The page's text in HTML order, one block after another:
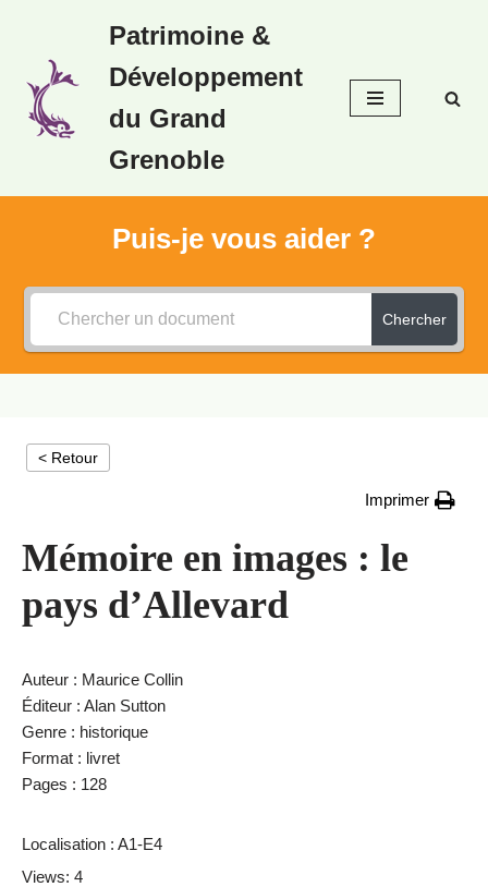
au
contenu
Patrimoine &
Développement
du Grand
Grenoble
Puis-je vous aider ?
Chercher
< Retour
Imprimer
Mémoire en images : le
pays d’Allevard
Auteur : Maurice Collin
Éditeur : Alan Sutton
Genre : historique
Format : livret
Pages : 128
Localisation : A1-E4
Views: 4